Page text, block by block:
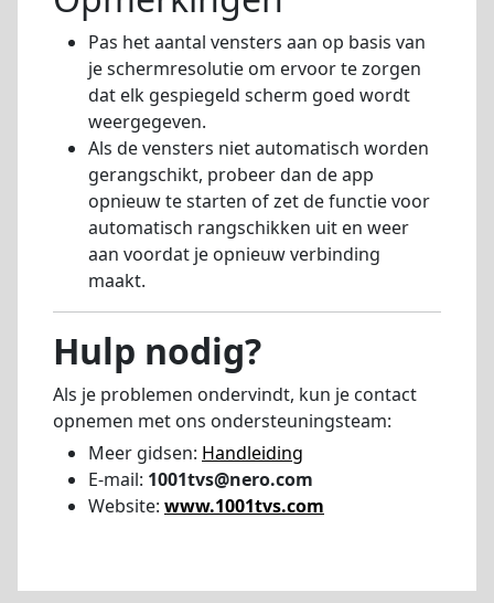
Pas het aantal vensters aan op basis van
je schermresolutie om ervoor te zorgen
dat elk gespiegeld scherm goed wordt
weergegeven.
Als de vensters niet automatisch worden
gerangschikt, probeer dan de app
opnieuw te starten of zet de functie voor
automatisch rangschikken uit en weer
aan voordat je opnieuw verbinding
maakt.
Hulp nodig?
Als je problemen ondervindt, kun je contact
opnemen met ons ondersteuningsteam:
Meer gidsen: Handleiding
E-mail: 1001tvs@nero.com
Website: www.1001tvs.com